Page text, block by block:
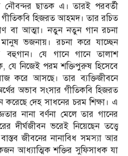
নৌবন্দর ছাতক এ। তারই পরবর্তী
হিজরত আহমদ। তার রচিত
বা আত্মা। নতুন নতুন গান রচনা
ভজনায়। রচনা করে যাচ্ছেন
বহুগান। যে গানে গানে তালাশ
যে নিজেই পরম শক্তিপুরুষ হিসেবে
করে আসছে। তার ব্যক্তিজীবনে
অভাব সংসার গীতিকবি হিজরত
দেহ সাধনের চরম শিক্ষা। এ
নানা বর্ণনা মেলে তার গানের
দীর্ঘজীবন ভরেই নিয়েছেন তত্ত্বে
জীবনের নানাবিধ সমস্যা আর
আধ্যাত্মিক শক্তির সুফিসাধক যা